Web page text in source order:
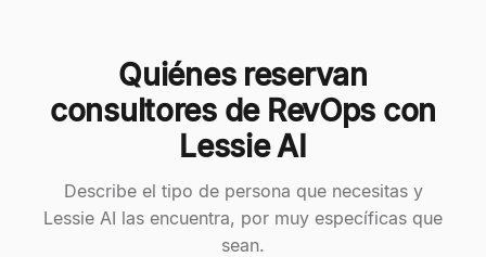
Quiénes reservan
consultores de RevOps con
Lessie AI
Describe el tipo de persona que necesitas y
Lessie AI las encuentra, por muy específicas que
sean.